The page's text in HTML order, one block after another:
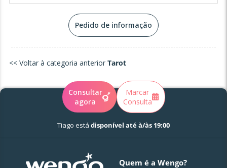
Pedido de informação
<< Voltar à categoria anterior Tarot
Consultar
agora
Marcar
Consulta
Tiago está disponível até à/às 19:00
Quem é a Wengo?